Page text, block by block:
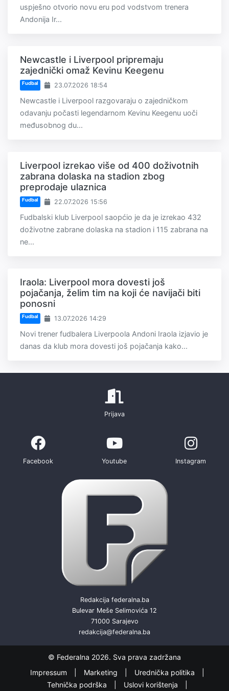
uspješno otvorio novu eru pod vodstvom trenera
Andonija Ir...
Newcastle i Liverpool pripremaju
zajednički omaž Kevinu Keegenu
Fudbal 23.07.2026 18:54
Newcastle i Liverpool razgovaraju o zajedničkom
odavanju počasti legendarnom Kevinu Keegenu uoči
međusobnog du...
Liverpool izrekao više od 400 doživotnih
zabrana dolaska na stadion zbog
preprodaje ulaznica
Fudbal 22.07.2026 15:56
Fudbalski klub Liverpool saopćio je da je izrekao 432
doživotne zabrane dolaska na stadion i 115 zabrana na
ne...
Iraola: Liverpool mora dovesti još
pojačanja, želim tim na koji će navijači biti
ponosni
Fudbal 13.07.2026 14:29
Novi trener fudbalera Liverpoola Andoni Iraola izjavio je
danas da klub mora dovesti još pojačanja kako...
Prijava
Facebook Youtube Instagram
Redakcija federalna.ba
Bulevar Meše Selimovića 12
71000 Sarajevo
redakcija@federalna.ba
© Federalna 2026. Sva prava zadržana
Impressum
Marketing
Urednička politika
Tehnička podrška
Uslovi korištenja